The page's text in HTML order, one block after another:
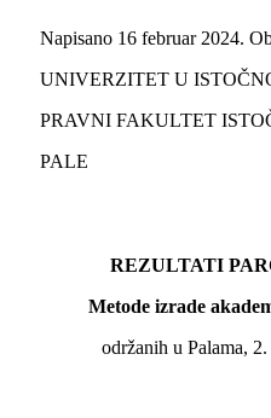
Napisano 16 februar 2024.
UNIVERZITET U
PRAVNI FAKULTET
PALE
REZULTATI
Metode izrade
održanih u Palama,